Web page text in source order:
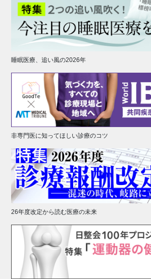
睡眠医療、追い風の2026年
非専門医に知ってほしい診療のコツ
26年度改定から読む医療の未来